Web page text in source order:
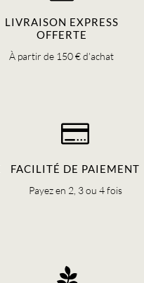
LIVRAISON EXPRESS
OFFERTE
À partir de 150 € d’achat

FACILITÉ DE PAIEMENT
Payez en 2, 3 ou 4 fois